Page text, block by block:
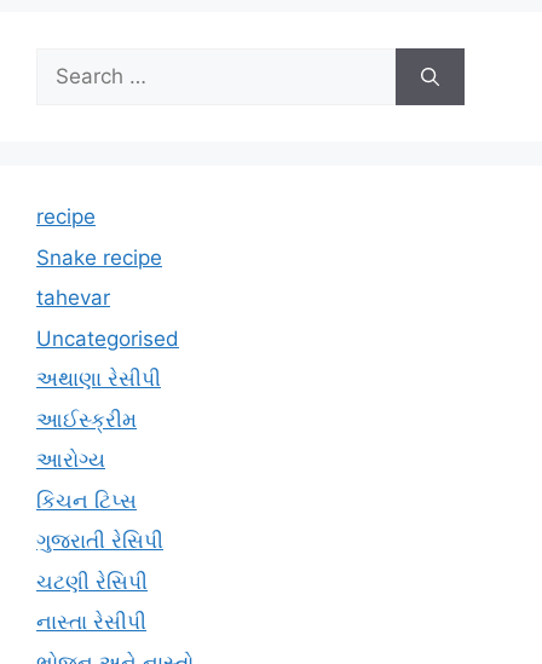
Search
for:
recipe
Snake recipe
tahevar
Uncategorised
અથાણા રેસીપી
આઈસ્ક્રીમ
આરોગ્ય
કિચન ટિપ્સ
ગુજરાતી રેસિપી
ચટણી રેસિપી
નાસ્તા રેસીપી